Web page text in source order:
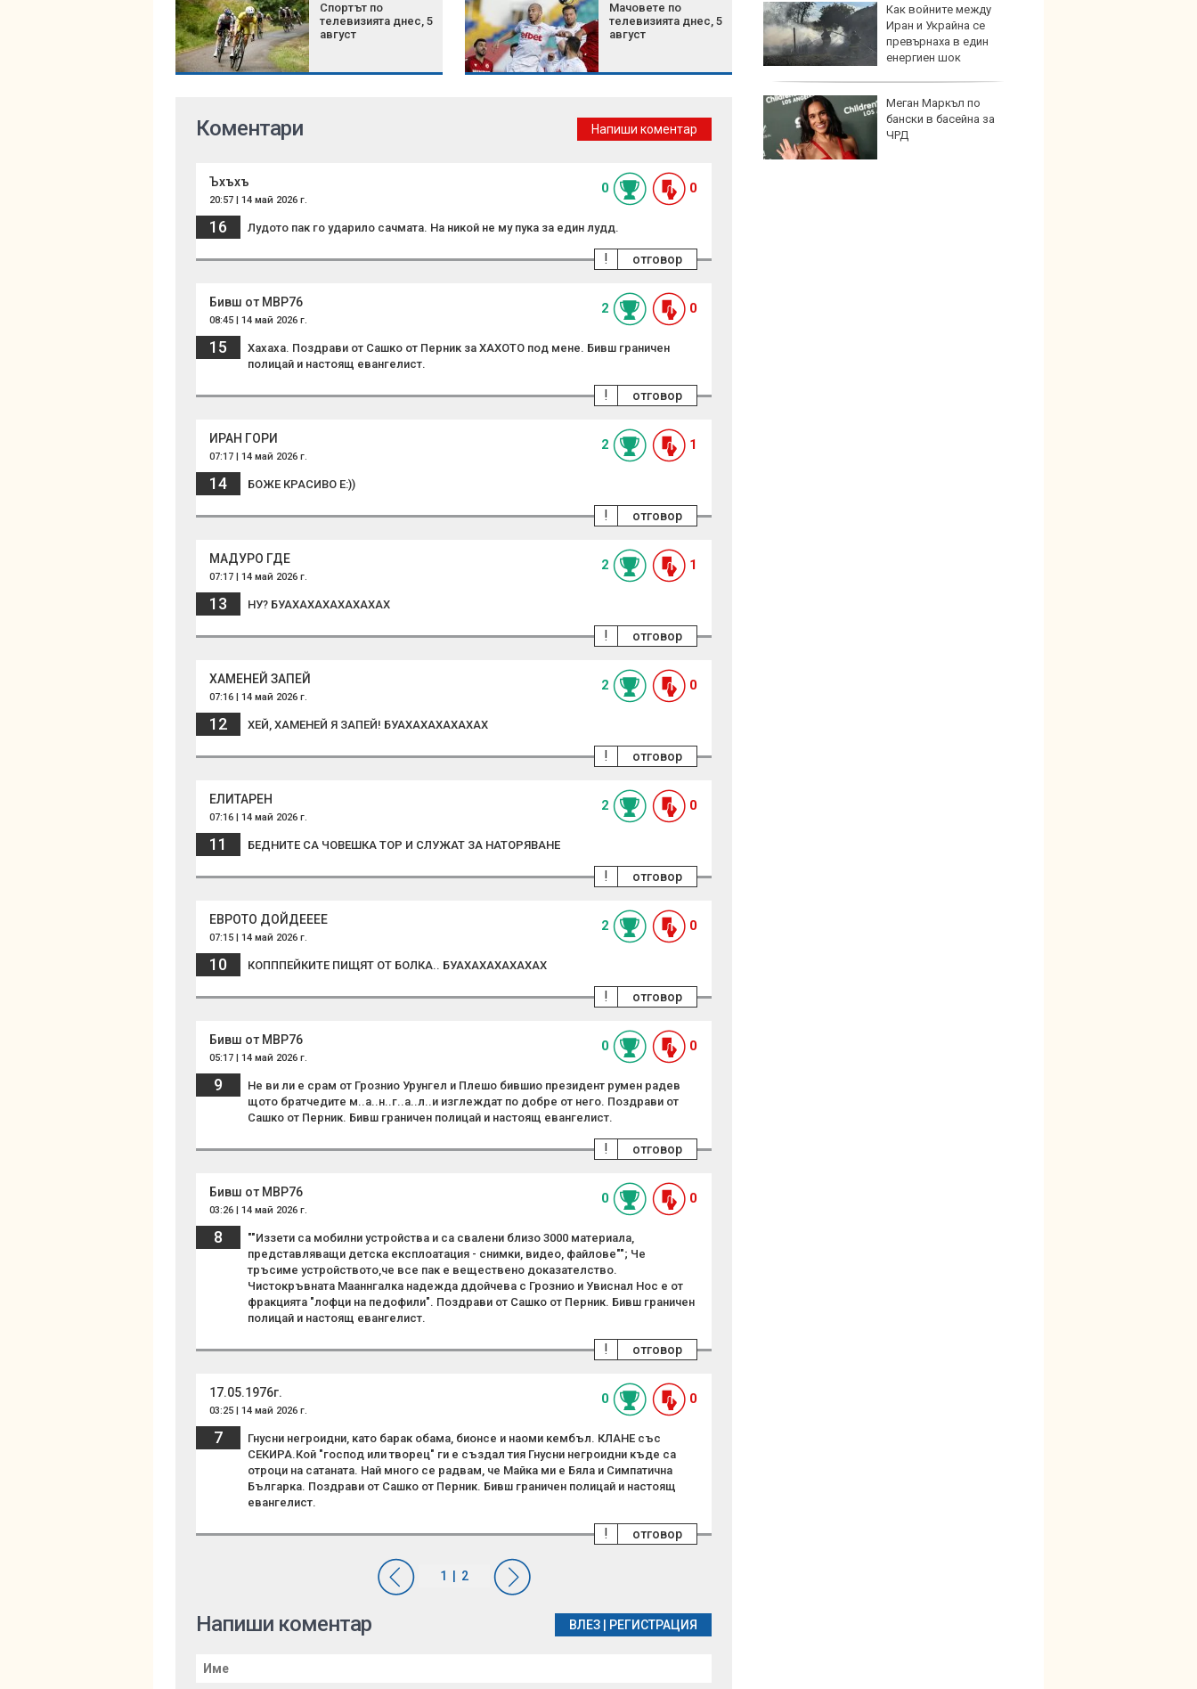
Спортът по
телевизията днес, 5
август
Мачовете по
телевизията днес, 5
август
Късна емисия
появява и какво
наистина работи
Как войните между
Иран и Украйна се
превърнаха в един
енергиен шок
Меган Маркъл по
бански в басейна за
ЧРД
Коментари Напиши коментар
Ъхъхъ
20:57 | 14 май 2026 г.
0 0
16 Лудото пак го ударило сачмата. На никой не му пука за един лудд.
отговор
!
Бивш от МВР76
08:45 | 14 май 2026 г.
2 0
15
Хахаха. Поздрави от Сашко от Перник за ХАХОТО под мене. Бивш граничен
полицай и настоящ евангелист.
отговор
!
ИРАН ГОРИ
07:17 | 14 май 2026 г.
2 1
14 БОЖЕ КРАСИВО Е:))
отговор
!
МАДУРО ГДЕ
07:17 | 14 май 2026 г.
2 1
13 НУ? БУАХАХАХАХАХАХАХ
отговор
!
ХАМЕНЕЙ ЗАПЕЙ
07:16 | 14 май 2026 г.
2 0
12 ХЕЙ, ХАМЕНЕЙ Я ЗАПЕЙ! БУАХАХАХАХАХАХ
отговор
!
ЕЛИТАРЕН
07:16 | 14 май 2026 г.
2 0
11 БЕДНИТЕ СА ЧОВЕШКА ТОР И СЛУЖАТ ЗА НАТОРЯВАНЕ
отговор
!
ЕВРОТО ДОЙДЕЕЕЕ
07:15 | 14 май 2026 г.
2 0
10 КОПППЕЙКИТЕ ПИЩЯТ ОТ БОЛКА.. БУАХАХАХАХАХАХ
отговор
!
Бивш от МВР76
05:17 | 14 май 2026 г.
0 0
9
Не ви ли е срам от Грознио Урунгел и Плешо бившио президент румен радев
щото братчедите м..а..н..г..а..л..и изглеждат по добре от него. Поздрави от
Сашко от Перник. Бивш граничен полицай и настоящ евангелист.
отговор
!
Бивш от МВР76
03:26 | 14 май 2026 г.
0 0
8
""Иззети са мобилни устройства и са свалени близо 3000 материала,
представляващи детска експлоатация - снимки, видео, файлове""; Че
тръсиме устройството,че все пак е веществено доказателство.
Чистокръвната Мааннгалка надежда ддойчева с Грознио и Увиснал Нос е от
фракцията "лофци на педофили". Поздрави от Сашко от Перник. Бивш граничен
полицай и настоящ евангелист.
отговор
!
17.05.1976г.
03:25 | 14 май 2026 г.
0 0
7
Гнусни негроидни, като барак обама, бионсе и наоми кембъл. КЛАНЕ със
СЕКИРА.Кой "господ или творец" ги е създал тия Гнусни негроидни къде са
отроци на сатаната. Най много се радвам, че Майка ми е Бяла и Симпатична
Българка. Поздрави от Сашко от Перник. Бивш граничен полицай и настоящ
евангелист.
отговор
!
Напиши коментар ВЛЕЗ РЕГИСТРАЦИЯ